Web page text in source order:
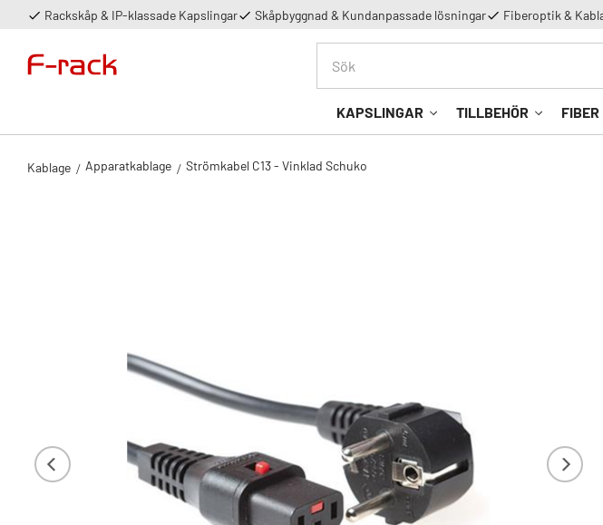
Rackskåp & IP-klassade Kapslingar Skåpbyggnad & Kundanpassade lösningar Fiberoptik &
KAPSLINGAR TILLBEHÖR FIBER
Kablage Apparatkablage Strömkabel C13 - Vinklad Schuko